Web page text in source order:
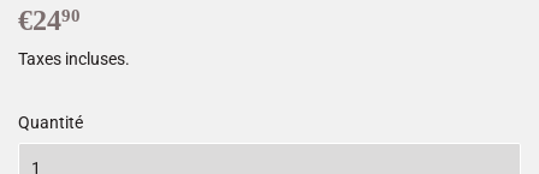
€2490
Taxes incluses.
Quantité